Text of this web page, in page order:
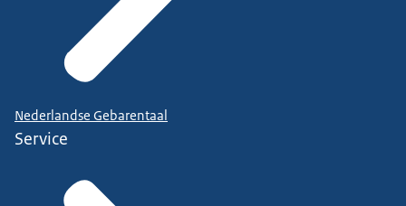
Nederlandse Gebarentaal
Service